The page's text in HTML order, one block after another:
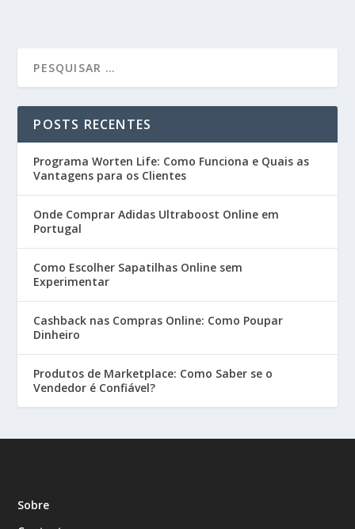
POSTS RECENTES
Programa Worten Life: Como Funciona e Quais as
Vantagens para os Clientes
Onde Comprar Adidas Ultraboost Online em
Portugal
Como Escolher Sapatilhas Online sem
Experimentar
Cashback nas Compras Online: Como Poupar
Dinheiro
Produtos de Marketplace: Como Saber se o
Vendedor é Confiável?
Sobre